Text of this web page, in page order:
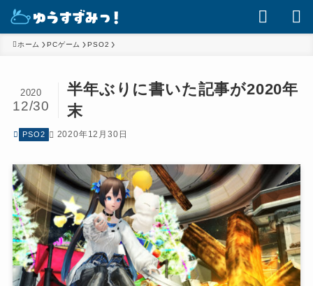
ホーム PCゲーム PSO2
半年ぶりに書いた記事が2020年
末
2020
12/30
PSO2 2020年12月30日